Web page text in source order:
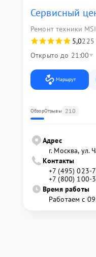
Сервисный
Ремонт техники MSI
5,0225
Открыто до 21:00
Маршрут
ОбзорОтзывы 210
Адрес
г. Москва, ул.
Контакты
+7 (495) 023-
+7 (800) 100-
Время работы
Работаем с